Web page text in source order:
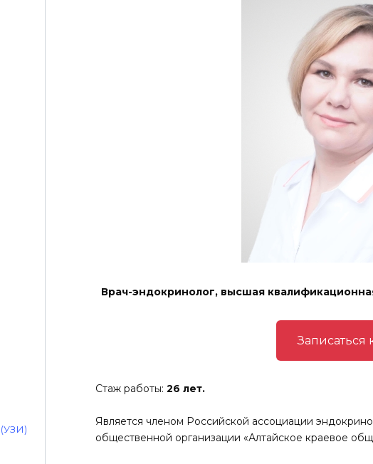
Врач-эндокринолог, высшая
Записаться
Стаж работы: 26 лет.
Является членом Российской ассоциации
общественной организации «Алтайское краевое